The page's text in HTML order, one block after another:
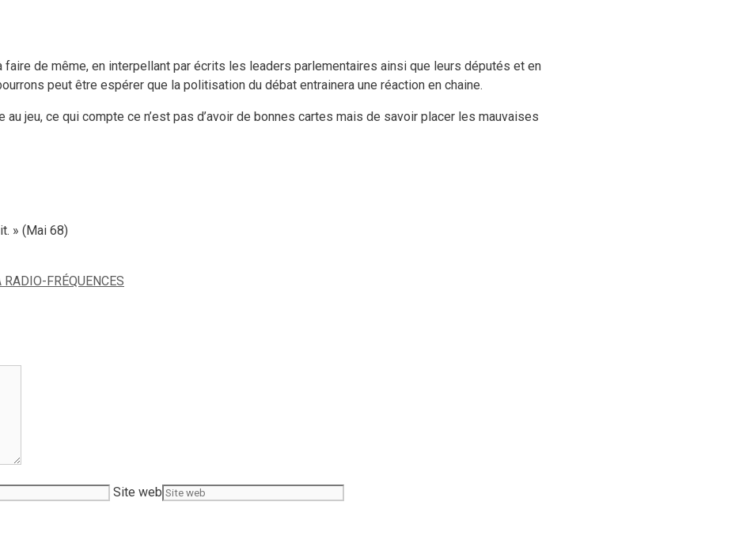
faire de même, en interpellant par écrits les leaders parlementaires ainsi que leurs députés et en
peut être espérer que la politisation du débat entrainera une réaction en chaine.
au jeu, ce qui compte ce n’est pas d’avoir de bonnes cartes mais de savoir placer les mauvaises
» (Mai 68)
FRÉQUENCES
Site web